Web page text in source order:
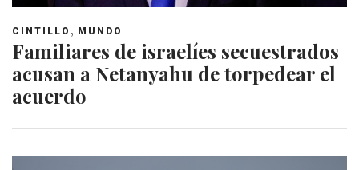
CINTILLO , MUNDO
Familiares de israelíes secuestrados
acusan a Netanyahu de torpedear el
acuerdo